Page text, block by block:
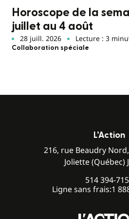
Horoscope de la
juillet au 4 août
28 juill. 2026 Lecture : 3
Collaboration spéciale
L’Action
216, rue Beaudry
Joliette (Québec)
514 394-
Ligne sans frais:1